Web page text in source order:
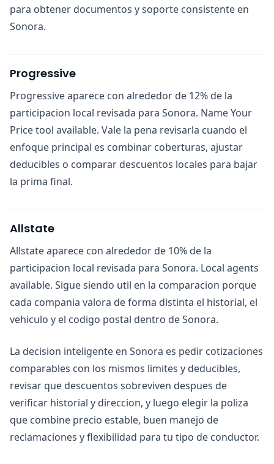
para obtener documentos y soporte consistente en
Sonora.
Progressive
Progressive aparece con alrededor de 12% de la
participacion local revisada para Sonora. Name Your
Price tool available. Vale la pena revisarla cuando el
enfoque principal es combinar coberturas, ajustar
deducibles o comparar descuentos locales para bajar
la prima final.
Allstate
Allstate aparece con alrededor de 10% de la
participacion local revisada para Sonora. Local agents
available. Sigue siendo util en la comparacion porque
cada compania valora de forma distinta el historial, el
vehiculo y el codigo postal dentro de Sonora.
La decision inteligente en Sonora es pedir cotizaciones
comparables con los mismos limites y deducibles,
revisar que descuentos sobreviven despues de
verificar historial y direccion, y luego elegir la poliza
que combine precio estable, buen manejo de
reclamaciones y flexibilidad para tu tipo de conductor.